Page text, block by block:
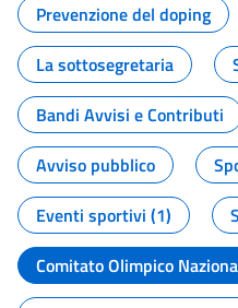
Prevenzione del doping
La sottosegretaria
Bandi Avvisi e Contributi
Avviso pubblico
Eventi sportivi (1)
Comitato Olimpico